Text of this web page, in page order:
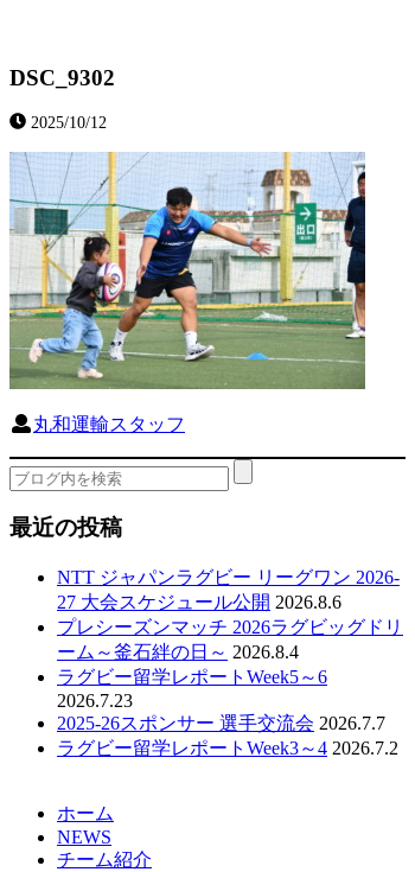
DSC_9302
2025/10/12
丸和運輸スタッフ
最近の投稿
NTT ジャパンラグビー リーグワン 2026-
27 大会スケジュール公開 2026.8.6
プレシーズンマッチ 2026ラグビッグドリ
ーム～釜石絆の日～ 2026.8.4
ラグビー留学レポートWeek5～6
2026.7.23
2025-26スポンサー 選手交流会 2026.7.7
ラグビー留学レポートWeek3～4 2026.7.2
ホーム
NEWS
チーム紹介